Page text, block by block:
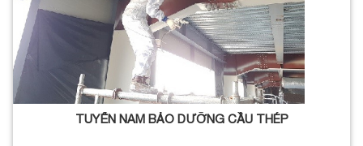
TUYỂN NAM BẢO DƯỠNG CẦU THÉP